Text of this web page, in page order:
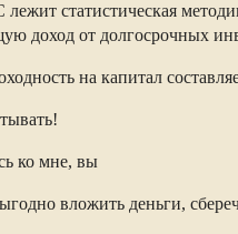
статистическая
доход от долгосрочных
на капитал
ко мне, вы
вложить деньги,